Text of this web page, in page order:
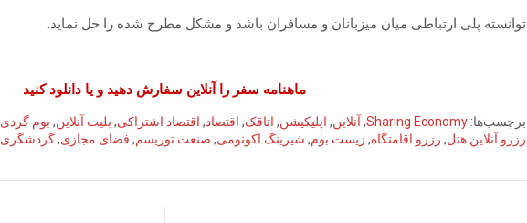
توانسته پلی ارتباطی میان میزبانان و مسافران باشد و مشکل مطرح شده را حل نماید.
ماهنامه سفر را آنلاین سفارش دهید و یا دانلود کنید
برچسب‌ها: Sharing Economy
,آنلاین, اپلیکیشن, اتاقک, اقتصاد, اقتصاد اشتراکی, بلیت آنلاین, بوم گردی
رزرو آنلاین هتل, رزرو اقامتگاه, زیست بوم, شیرینگ اکونومی, صنعت توریسم, فضای مجازی,گردشگری